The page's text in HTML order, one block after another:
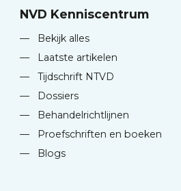
NVD Kenniscentrum
—
Bekijk alles
—
Laatste artikelen
—
Tijdschrift NTVD
—
Dossiers
—
Behandelrichtlijnen
—
Proefschriften en boeken
—
Blogs